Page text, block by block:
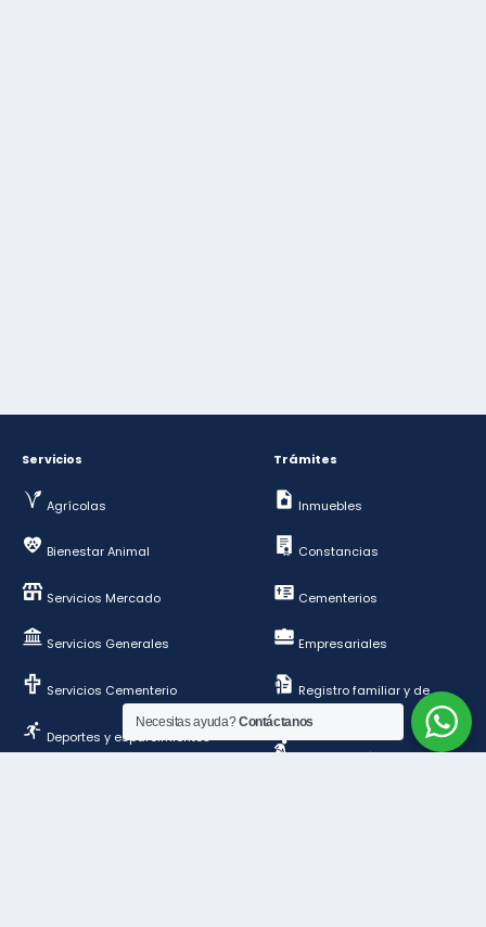
Servicios
Agrícolas
Bienestar Animal
Servicios Mercado
Servicios Generales
Servicios Cementerio
Deportes y esparcimientos
Trámites
Inmuebles
Constancias
Cementerios
Empresariales
Registro familiar y de
Construcción y
Necesitas ayuda?Contáctanos